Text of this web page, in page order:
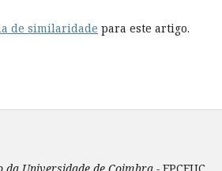
de similaridade para este artigo.